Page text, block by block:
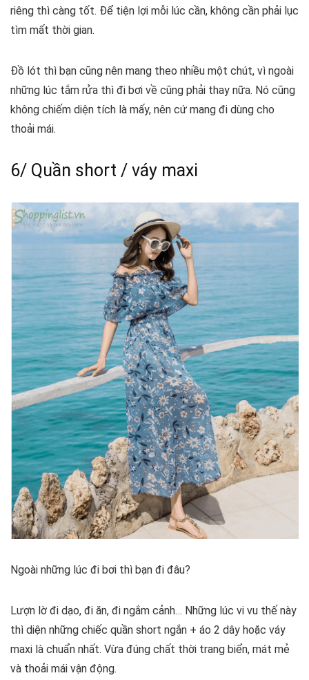
riêng thì càng tốt. Để tiện lợi mỗi lúc cần, không cần phải lục
tìm mất thời gian.
Đồ lót thì bạn cũng nên mang theo nhiều một chút, vì ngoài
những lúc tắm rửa thì đi bơi về cũng phải thay nữa. Nó cũng
không chiếm diện tích là mấy, nên cứ mang đi dùng cho
thoải mái.
6/ Quần short / váy maxi
Ngoài những lúc đi bơi thì bạn đi đâu?
Lượn lờ đi dạo, đi ăn, đi ngắm cảnh… Những lúc vi vu thế này
thì diện những chiếc quần short ngắn + áo 2 dây hoặc váy
maxi là chuẩn nhất. Vừa đúng chất thời trang biển, mát mẻ
và thoải mái vận động.